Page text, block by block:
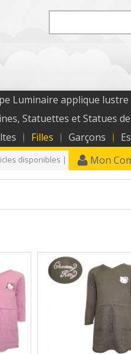
Luminaire applique lustre
Statuettes et Statues
Filles Garçons
disponibles | Mon